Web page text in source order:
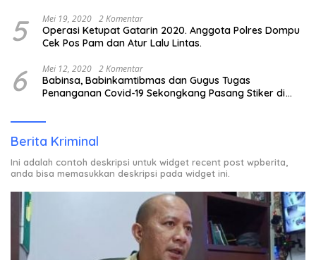
5 Mei 19, 2020 2 Komentar
Operasi Ketupat Gatarin 2020. Anggota Polres Dompu
Cek Pos Pam dan Atur Lalu Lintas.
6 Mei 12, 2020 2 Komentar
Babinsa, Babinkamtibmas dan Gugus Tugas
Penanganan Covid-19 Sekongkang Pasang Stiker di
Berita Kriminal
Ini adalah contoh deskripsi untuk widget recent post wpberita,
anda bisa memasukkan deskripsi pada widget ini.